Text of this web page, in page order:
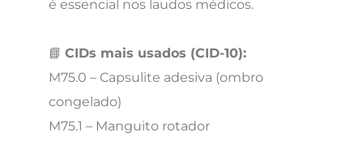
é essencial nos laudos médicos.
📘 CIDs mais usados (CID-10):
M75.0 – Capsulite adesiva (ombro
congelado)
M75.1 – Manguito rotador